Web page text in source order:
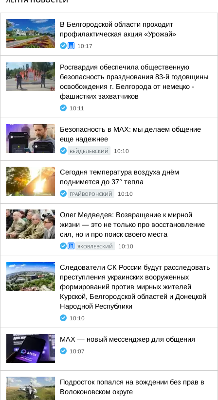
В Белгородской области проходит
профилактическая акция «Урожай»
10:17
Росгвардия обеспечила общественную
безопасность празднования 83-й годовщины
освобождения г. Белгорода от немецко -
фашистких захватчиков
10:11
Безопасность в MAX: мы делаем общение
еще надежнее
ВЕЙДЕЛЕВСКИЙ 10:10
Сегодня температура воздуха днём
поднимется до 37° тепла
ГРАЙВОРОНСКИЙ 10:10
Олег Медведев: Возвращение к мирной
жизни — это не только про восстановление
сил, но и про поиск своего места
ЯКОВЛЕВСКИЙ 10:10
Следователи СК России будут расследовать
преступления украинских вооруженных
формирований против мирных жителей
Курской, Белгородской областей и Донецкой
Народной Республики
10:10
MAX — новый мессенджер для общения
10:07
Подросток попался на вождении без прав в
Волоконовском округе